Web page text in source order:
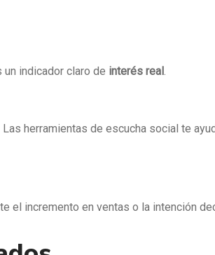
indicador claro de interés real.
herramientas de escucha social te
el incremento en ventas o la intención